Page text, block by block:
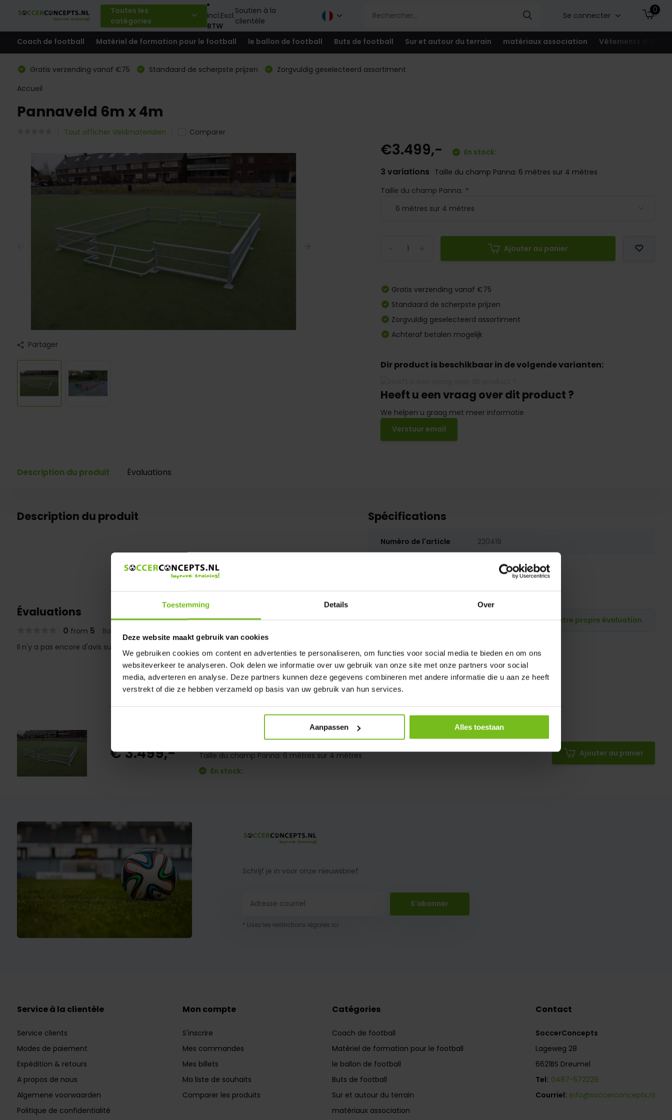
Toestemming Details Over
Deze website maakt gebruik van cookies
We gebruiken cookies om content en advertenties te personaliseren, om functies voor social media te bieden en om ons
websiteverkeer te analyseren. Ook delen we informatie over uw gebruik van onze site met onze partners voor social
media, adverteren en analyse. Deze partners kunnen deze gegevens combineren met andere informatie die u aan ze heeft
verstrekt of die ze hebben verzameld op basis van uw gebruik van hun services.
Aanpassen Alles toestaan
Toutes les
catégories
Incl.Excl.
BTW
Soutien à la
clientèle
Se connecter
0
Coach de football Matériel de formation pour le football le ballon de football Buts de football Sur et autour du terrain matériaux association Vêtements
Gratis verzending vanaf €75 Standaard de scherpste prijzen
Zorgvuldig geselecteerd assortiment
Accueil
Pannaveld 6m x 4m
Tout afficher Veldmaterialen Comparer
Partager
€3.499,- En stock:
3 variations Taille du champ Panna: 6 mètres sur 4 mètres
Taille du champ Panna: *
Ajouter au panier
Gratis verzending vanaf €75
Standaard de scherpste prijzen
Zorgvuldig geselecteerd assortiment
Achteraf betalen mogelijk
Dir product is beschikbaar in de volgende varianten:
Heeft u een vraag over dit product ?
We helpen u graag met meer informatie
Verstuur email
Description du produit Évaluations
Description du produit Spécifications
Numéro de l'article 230419
230419
Évaluations
0 from 5 Based on 0 reviews
Publiez votre propre évaluation
Il n'y a pas encore d'avis sur ce produit..
€ 3.499,-
Pannaveld 6m x 4m
Taille du champ Panna: 6 mètres sur 4 mètres
En stock:
Ajouter au panier
Schrijf je in voor onze nieuwsbrief
S'abonner
* Lisez les restrictions légales ici
Service à la clientèle
Service clients
Modes de paiement
Expédition & retours
A propos de nous
Algemene voorwaarden
Politique de confidentialité
Mon compte
S'inscrire
Mes commandes
Mes billets
Ma liste de souhaits
Comparer les produits
Catégories
Coach de football
Matériel de formation pour le football
le ballon de football
Buts de football
Sur et autour du terrain
matériaux association
Contact
SoccerConcepts
Lageweg 28
6621BS Dreumel
Tel: 0487-572229
Courriel: info@soccerconcepts.nl